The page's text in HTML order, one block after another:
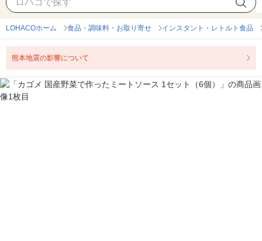
LOHACOホーム 食品・調味料・お取り寄せ インスタント・レトルト食品
熊本地震の影響について